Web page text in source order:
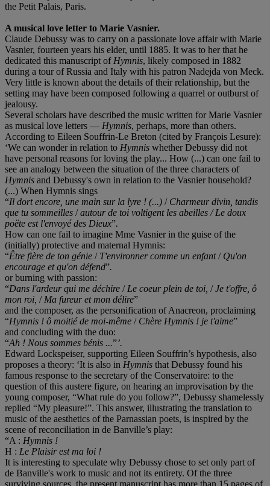
the Petit Palais, Paris.
A musical love letter to Marie Vasnier.
Claude Debussy was to carry on a passionate love affair with Marie
Vasnier, fourteen years his elder, until 1885. It was to her that he
dedicated this manuscript ofHymnis, likely composed in 1882
during a tour of Russia and Italy with his patron Nadejda von Meck.
Very little is known about the details of their relationship, but the
setting may have been composed following a quarrel or outburst of
jealousy.
Several scholars have described the music written for Marie Vasnier
as musical love letters — Hymnis, perhaps, more than others.
According to Eileen Souffrin-Le Breton (cited by François Lesure):
‘We can wonder in relation to Hymnis whether Debussy did not
have personal reasons for loving the play... How (...) can one fail to
see an analogy between the situation of the three characters of
Hymnis and Debussy's own in relation to the Vasnier household?
(...) When Hymnis sings
“Il dort encore, une main sur la lyre ! (...) / Charmeur divin, tandis
que tu sommeilles /autour de toi voltigent les abeilles / Le doux
poëte est l'envoyédes Dieux”.
How can one fail to imagine Mme Vasnier in the guise of the
(initially) protective and maternal Hymnis:
“Être fière de ton génie / T'environner comme un enfant/ Qu'on
encourage et qu'on défend”.
or burning with passion:
“Dans l'ardeur qui me déchire /Le coeur plein de toi, /Je t'offre, ô
mon roi, /Ma fureur et mon délire”
and the composer, as the personification of Anacreon, proclaiming
“Hymnis ! ô moitié de moi-même / Chère Hymnis ! je t'aime”
and concluding with the duo:
“Ah ! Nous sommes bénis ...”’.
Edward Lockspeiser, supporting Eileen Souffrin’s hypothesis, also
proposes a theory: ‘It is also in Hymnis that Debussy found his
famous response to the secretary of the Conservatoire: to the
question of this austere figure, on hearing an improvisation by the
young composer, “What rule do you follow?”, Debussy shamelessly
replied “My pleasure!”. This answer, illustrating the translation to
music of the aesthetics of the Parnassian poets, is inspired by the
scene of reconciliation in de Banville’s play:
“A : Hymnis !
H : Le Plaisir est ma loi !
It is interesting to speculate why Debussy chose to set only part of
de Banville's work to music and not its entirety. Of the three